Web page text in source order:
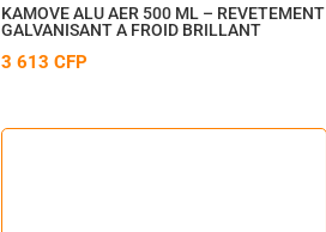
KAMOVE ALU AER 500 ML – REVETEMENT
GALVANISANT A FROID BRILLANT
3 613CFP